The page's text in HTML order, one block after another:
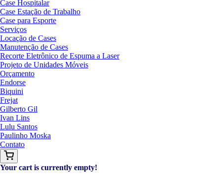
Case Hospitalar
Case Estação de Trabalho
Case para Esporte
Serviços
Locação de Cases
Manutenção de Cases
Recorte Eletrônico de Espuma a Laser
Projeto de Unidades Móveis
Orçamento
Endorse
Biquini
Frejat
Gilberto Gil
Ivan Lins
Lulu Santos
Paulinho Moska
Contato
Your cart is currently empty!